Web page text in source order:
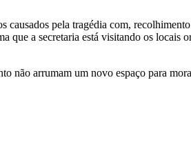
causados pela tragédia com,
que a secretaria está visitando os locais
não arrumam um novo espaço para